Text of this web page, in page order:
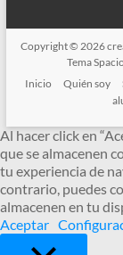
Copyright © 2026
Tema
Inicio
Quién soy
Al hacer click en
que se almacenen
tu experiencia de
contrario, puedes
almacenen en tu
Aceptar